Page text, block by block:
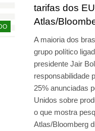
tarifas dos
Atlas/
A maioria dos
grupo político
presidente Jair
responsabilidade
25% anunciadas
Unidos sobre
o que mostra
Atlas/Bloomberg